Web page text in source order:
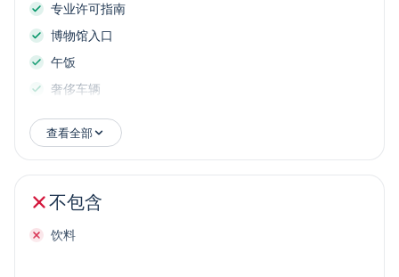
专业许可指南
博物馆入口
午饭
奢侈车辆
从你酒店拿起行李
查看全部
不包含
饮料